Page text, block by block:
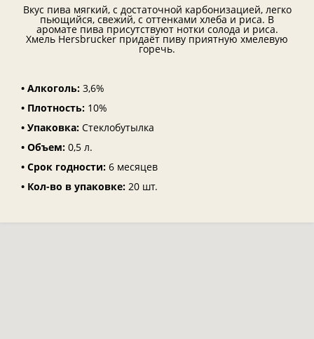
Вкус пива мягкий, с достаточной карбонизацией, легко
пьющийся, свежий, с оттенками хлеба и риса. В
аромате пива присутствуют нотки солода и риса.
Хмель Hersbrucker придаёт пиву приятную хмелевую
горечь.
• Алкоголь: 3,6%
• Плотность: 10%
• Упаковка: Стеклобутылка
• Объем: 0,5 л.
• Срок годности: 6 месяцев
• Кол-во в упаковке: 20 шт.